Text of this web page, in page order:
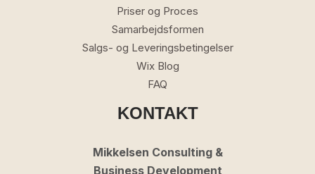
Priser og Proces
Samarbejdsformen
Salgs- og Leveringsbetingelser
Wix Blog
FAQ
KONTAKT
Mikkelsen Consulting &
Business Development